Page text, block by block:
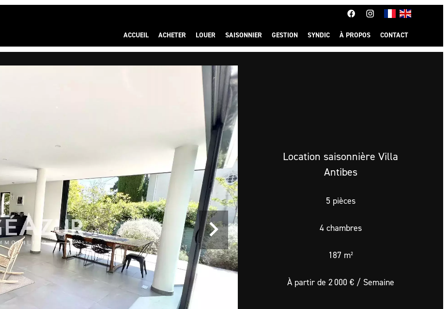
ACCUEIL ACHETER LOUER SAISONNIER GESTION SYNDIC À PROPOS CONTACT
Location saisonnière Villa
Antibes
5 pièces
4 chambres
187 m²
À partir de 2 000 € / Semaine